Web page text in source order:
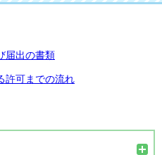
届出の書類
許可までの流れ